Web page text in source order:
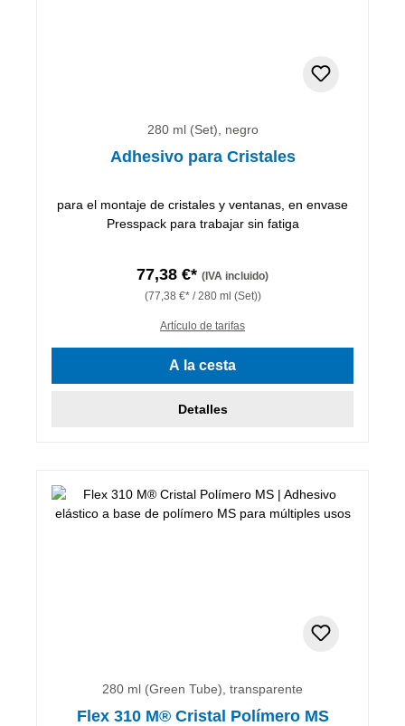
280 ml (Set), negro
Adhesivo para Cristales
para el montaje de cristales y ventanas, en envase
Presspack para trabajar sin fatiga
77,38 €* (IVA incluido)
(77,38 €* / 280 ml (Set))
Artículo de tarifas
A la cesta
Detalles
280 ml (Green Tube), transparente
Flex 310 M® Cristal Polímero MS